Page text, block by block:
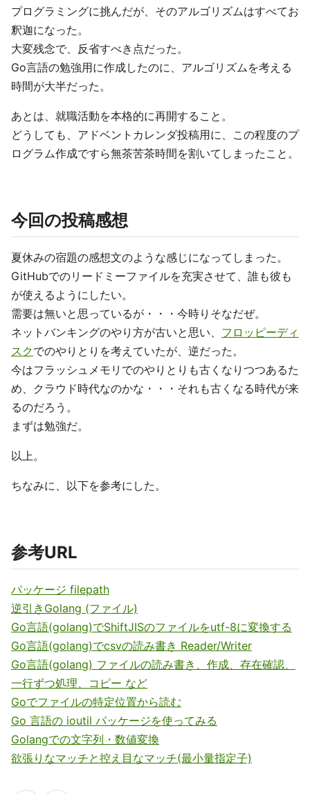
プログラミングに挑んだが、そのアルゴリズムはすべてお
釈迦になった。
大変残念で、反省すべき点だった。
Go言語の勉強用に作成したのに、アルゴリズムを考える
時間が大半だった。
あとは、就職活動を本格的に再開すること。
どうしても、アドベントカレンダ投稿用に、この程度のプ
ログラム作成ですら無茶苦茶時間を割いてしまったこと。
今回の投稿感想
夏休みの宿題の感想文のような感じになってしまった。
GitHubでのリードミーファイルを充実させて、誰も彼も
が使えるようにしたい。
需要は無いと思っているが・・・今時りそなだぜ。
ネットバンキングのやり方が古いと思い、 フロッピーディ
スクでのやりとりを考えていたが、逆だった。
今はフラッシュメモリでのやりとりも古くなりつつあるた
め、クラウド時代なのかな・・・それも古くなる時代が来
るのだろう。
まずは勉強だ。
以上。
ちなみに、以下を参考にした。
参考URL
パッケージ filepath
逆引きGolang (ファイル)
Go言語(golang)でShiftJISのファイルをutf-8に変換する
Go言語(golang)でcsvの読み書き Reader/Writer
Go言語(golang) ファイルの読み書き、作成、存在確認、
一行ずつ処理、コピー など
Goでファイルの特定位置から読む
Go 言語の ioutil パッケージを使ってみる
Golangでの文字列・数値変換
欲張りなマッチと控え目なマッチ(最小量指定子)